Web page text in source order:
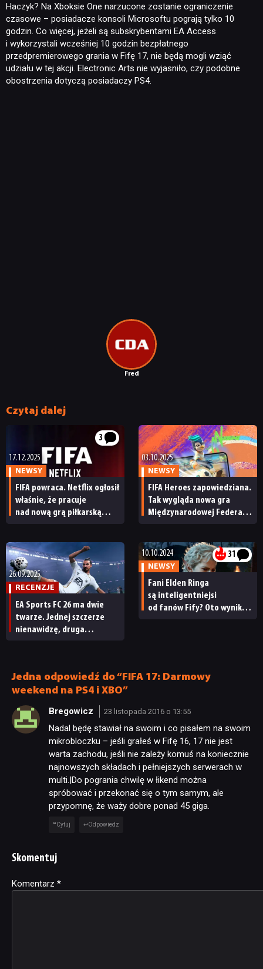
KULTURA
RETRO
DYSKUSJE
JUŻ GRALIŚMY
SKLEP
Fred
Haczyk? Na Xboksie One narzucone zostanie ograniczenie
czasowe – posiadacze konsoli Microsoftu pograją tylko 10
godzin. Co więcej, jeżeli są subskrybentami EA Access
i wykorzystali wcześniej 10 godzin bezpłatnego
przedpremierowego grania w Fifę 17, nie będą mogli wziąć
udziału w tej akcji. Electronic Arts nie wyjasniło, czy podobne
obostrzenia dotyczą posiadaczy PS4.
Czytaj dalej
3
17.12.2025
NEWSY
FIFA powraca. Netflix ogłosił
właśnie, że pracuje
nad nową grą piłkarską
03.10.2025
NEWSY
FIFA Heroes zapowiedziana.
Tak wygląda nowa gra
Międzynarodowej Federacji
26.09.2025
RECENZJE
EA Sports FC 26 ma dwie
twarze. Jednej szczerze
nienawidzę, druga
31
10.10.2024
NEWSY
Fani Elden Ringa
są inteligentniejsi
od fanów Fify? Oto wyniki
Jedna odpowiedź do “FIFA 17: Darmowy
weekend na PS4 i XBO”
Bregowicz 23 listopada 2016 o 13:55
Nadal będę stawiał na swoim i co pisałem na swoim
mikrobloczku – jeśli grałeś w Fifę 16, 17 nie jest
warta zachodu, jeśli nie zależy komuś na koniecznie
najnowszych składach i pełniejszych serwerach w
multi.|Do pogrania chwilę w łikend można
spróbować i przekonać się o tym samym, ale
przypomnę, że waży dobre ponad 45 giga.
Cytuj Odpowiedz
Skomentuj
Komentarz *
Alternative: